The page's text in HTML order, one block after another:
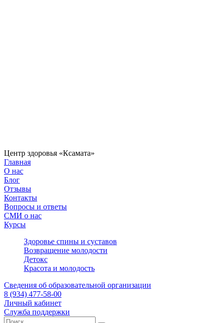
Центр здоровья «Ксамата»
Главная
О нас
Блог
Отзывы
Контакты
Вопросы и ответы
СМИ о нас
Курсы
Здоровье спины и суставов
Возвращение молодости
Детокс
Красота и молодость
Сведения об образовательной организации
8 (934) 477-58-00
Личный кабинет
Служба поддержки